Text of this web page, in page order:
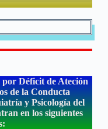
Déficit de Ateción
de la Conducta
y Psicología del
en los siguientes